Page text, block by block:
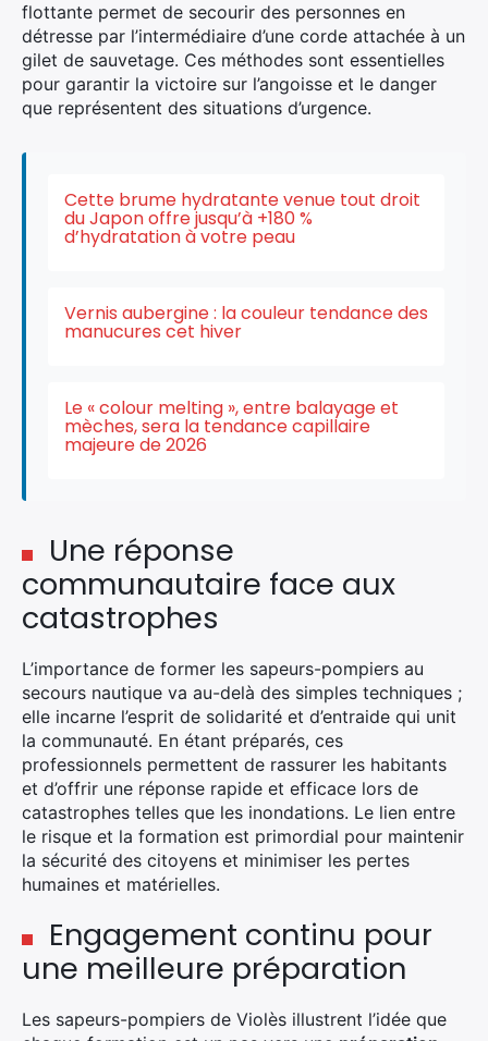
flottante permet de secourir des personnes en
détresse par l’intermédiaire d’une corde attachée à un
gilet de sauvetage. Ces méthodes sont essentielles
pour garantir la victoire sur l’angoisse et le danger
que représentent des situations d’urgence.
Cette brume hydratante venue tout droit
du Japon offre jusqu’à +180 %
d’hydratation à votre peau
Vernis aubergine : la couleur tendance des
manucures cet hiver
Le « colour melting », entre balayage et
mèches, sera la tendance capillaire
majeure de 2026
Une réponse
communautaire face aux
catastrophes
L’importance de former les sapeurs-pompiers au
secours nautique va au-delà des simples techniques ;
elle incarne l’esprit de solidarité et d’entraide qui unit
la communauté. En étant préparés, ces
professionnels permettent de rassurer les habitants
et d’offrir une réponse rapide et efficace lors de
catastrophes telles que les inondations. Le lien entre
le risque et la formation est primordial pour maintenir
la sécurité des citoyens et minimiser les pertes
humaines et matérielles.
Engagement continu pour
une meilleure préparation
Les sapeurs-pompiers de Violès illustrent l’idée que
Rechercher
: